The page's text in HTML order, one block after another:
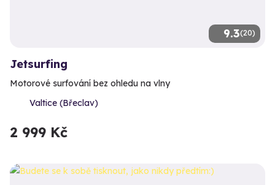
9.3(20)
Jetsurfing
Motorové surfování bez ohledu na vlny
Valtice (Břeclav)
2 999 Kč